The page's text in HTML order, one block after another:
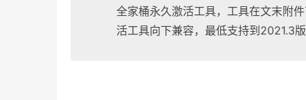
全家桶永久激活工具，工具在文末附
活工具向下兼容，最低支持到2021.3